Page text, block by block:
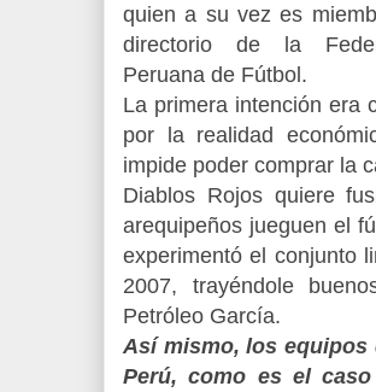
quien a su vez es
directorio de la
Peruana de Fútbol.
La primera intención era
por la realidad
impide poder comprar la
Diablos Rojos quiere
arequipeños jueguen el
experimentó el conjunto
2007, trayéndole
Petróleo García.
Así mismo, los equipos
Perú, como es el